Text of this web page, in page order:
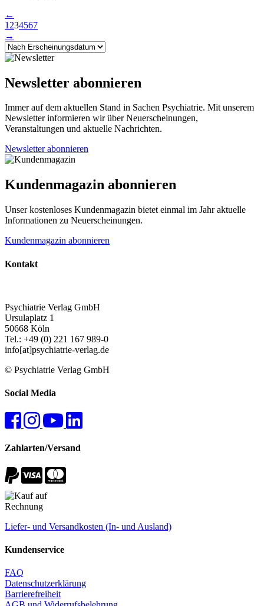
←
1 234567
→
Newsletter abonnieren
Immer auf dem aktuellen Stand in Sachen Psychiatrie. Mit unserem
Newsletter informieren wir über Neuerscheinungen,
Veranstaltungen und aktuelle Nachrichten.
Newsletter abonnieren
Kundenmagazin abonnieren
Unser kostenloses Kundenmagazin bietet einmal im Jahr aktuelle
Informationen zu Neuerscheinungen.
Kundenmagazin abonnieren
Kontakt
Psychiatrie Verlag GmbH
Ursulaplatz 1
50668 Köln
Tel.: +49 (0) 221 167 989-0
info[at]psychiatrie-verlag.de
© Psychiatrie Verlag GmbH
Social Media
Zahlarten/Versand
Liefer- und Versandkosten (In- und Ausland)
Kundenservice
FAQ
Datenschutzerklärung
Barrierefreiheit